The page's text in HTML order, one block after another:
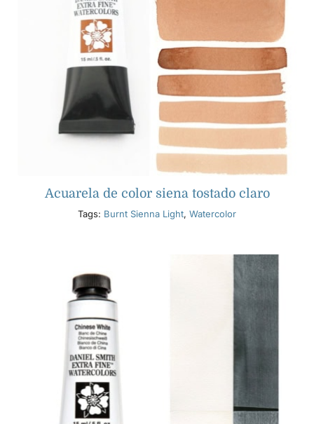
Acuarela de color siena tostado claro
Tags: Burnt Sienna Light, Watercolor